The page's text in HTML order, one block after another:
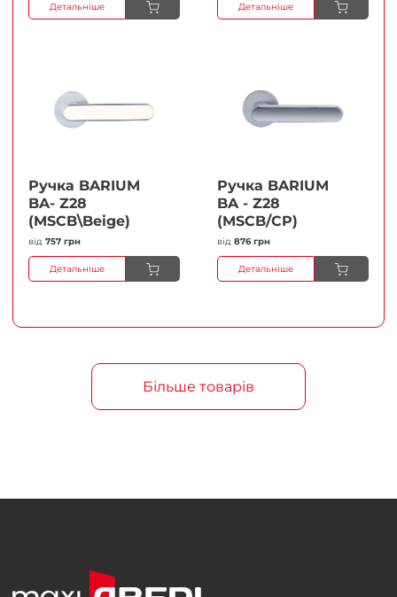
Детальніше Детальніше
Ручка BARIUM
BA- Z28
(MSCB\Beige)
від 757 грн
Детальніше
Ручка BARIUM
BA - Z28
(MSCB/CP)
від 876 грн
Детальніше
Більше товарів